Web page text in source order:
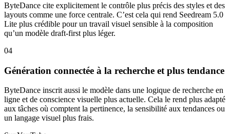
ByteDance cite explicitement le contrôle plus précis des styles et des
layouts comme une force centrale. C’est cela qui rend Seedream 5.0
Lite plus crédible pour un travail visuel sensible à la composition
qu’un modèle draft-first plus léger.
04
Génération connectée à la recherche et plus tendance
ByteDance inscrit aussi le modèle dans une logique de recherche en
ligne et de conscience visuelle plus actuelle. Cela le rend plus adapté
aux tâches où comptent la pertinence, la sensibilité aux tendances ou
un langage visuel plus frais.